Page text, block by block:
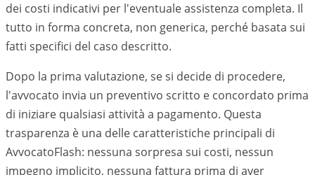
dei costi indicativi per l'eventuale assistenza completa. Il
tutto in forma concreta, non generica, perché basata sui
fatti specifici del caso descritto.
Dopo la prima valutazione, se si decide di procedere,
l'avvocato invia un preventivo scritto e concordato prima
di iniziare qualsiasi attività a pagamento. Questa
trasparenza è una delle caratteristiche principali di
AvvocatoFlash: nessuna sorpresa sui costi, nessun
impegno implicito, nessuna fattura prima di aver